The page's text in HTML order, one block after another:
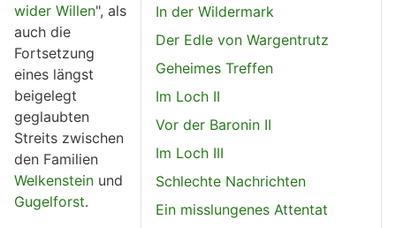
In der Wildermark
Der Edle von Wargentrutz
Geheimes Treffen
Im Loch II
Vor der Baronin II
Im Loch III
Schlechte Nachrichten
Ein misslungenes Attentat
wider Willen", als
auch die
Fortsetzung
eines längst
beigelegt
geglaubten
Streits zwischen
den Familien
Welkenstein und
Gugelforst.